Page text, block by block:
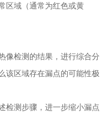
区域（通常为红色或黄
像检测的结果，进行综合分
该区域存在漏点的可能性极
检测步骤，进一步缩小漏点